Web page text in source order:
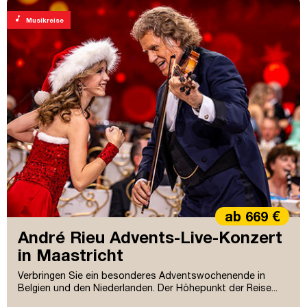
music_note Musikreise
André Rieu Advents-Live-Konzert
in Maastricht
Verbringen Sie ein besonderes Adventswochenende in
Belgien und den Niederlanden. Der Höhepunkt der Reise...
ab 669 €